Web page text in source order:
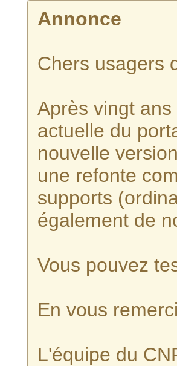
Annonce
Chers usagers
Après vingt
actuelle du
nouvelle
une refonte
supports
également de
Vous pouvez
En vous
L'équipe du